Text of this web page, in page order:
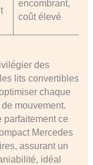
encombrant,
coût élevé
des
lits convertibles
chaque
mouvement.
parfaitement ce
Mercedes
assurant un
idéal